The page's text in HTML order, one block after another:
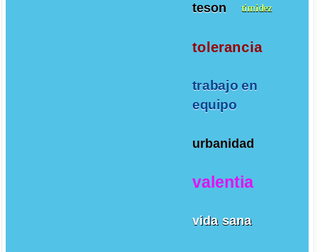
teson timidez
tolerancia
trabajo en
equipo
urbanidad
valentia
vida sana